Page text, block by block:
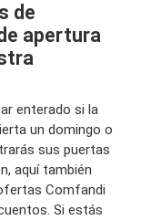
de
apertura
enterado si la
un domingo o
sus puertas
aquí también
Comfandi
Si estás